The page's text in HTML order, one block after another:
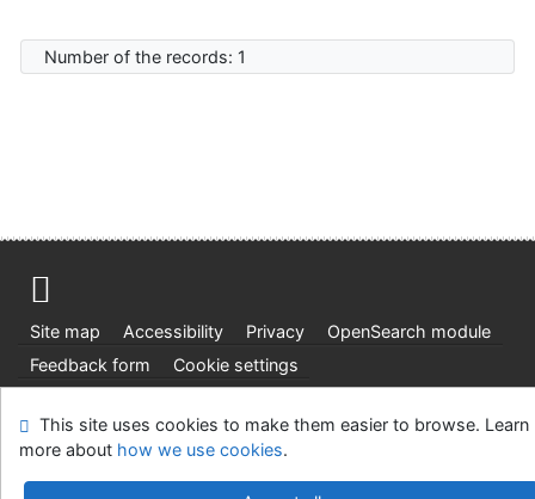
Number of the records: 1
Site map Accessibility Privacy
OpenSearch module
Feedback form
Cookie settings
Ústavní soud, IČO: 48513687, se sídlem Joštova 625/8,
660 83 Brno
©1993-2026IPACv.4.8.63a-Cosmotron Slovakia, s.r.o.
This site uses cookies to make them easier to browse. Learn
more about how we use cookies.